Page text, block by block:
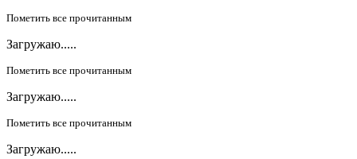
Пометить все прочитанным
Загружаю.....
Пометить все прочитанным
Загружаю.....
Пометить все прочитанным
Загружаю.....